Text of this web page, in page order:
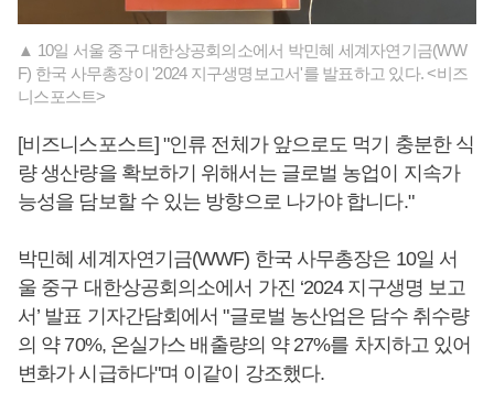
▲ 10일 서울 중구 대한상공회의소에서 박민혜 세계자연기금(WW
F) 한국 사무총장이 '2024 지구생명보고서'를 발표하고 있다. <비즈
니스포스트>
[비즈니스포스트] "인류 전체가 앞으로도 먹기 충분한 식
량 생산량을 확보하기 위해서는 글로벌 농업이 지속가
능성을 담보할 수 있는 방향으로 나가야 합니다."
박민혜 세계자연기금(WWF) 한국 사무총장은 10일 서
울 중구 대한상공회의소에서 가진 ‘2024 지구생명 보고
서’ 발표 기자간담회에서 "글로벌 농산업은 담수 취수량
의 약 70%, 온실가스 배출량의 약 27%를 차지하고 있어
변화가 시급하다"며 이같이 강조했다.